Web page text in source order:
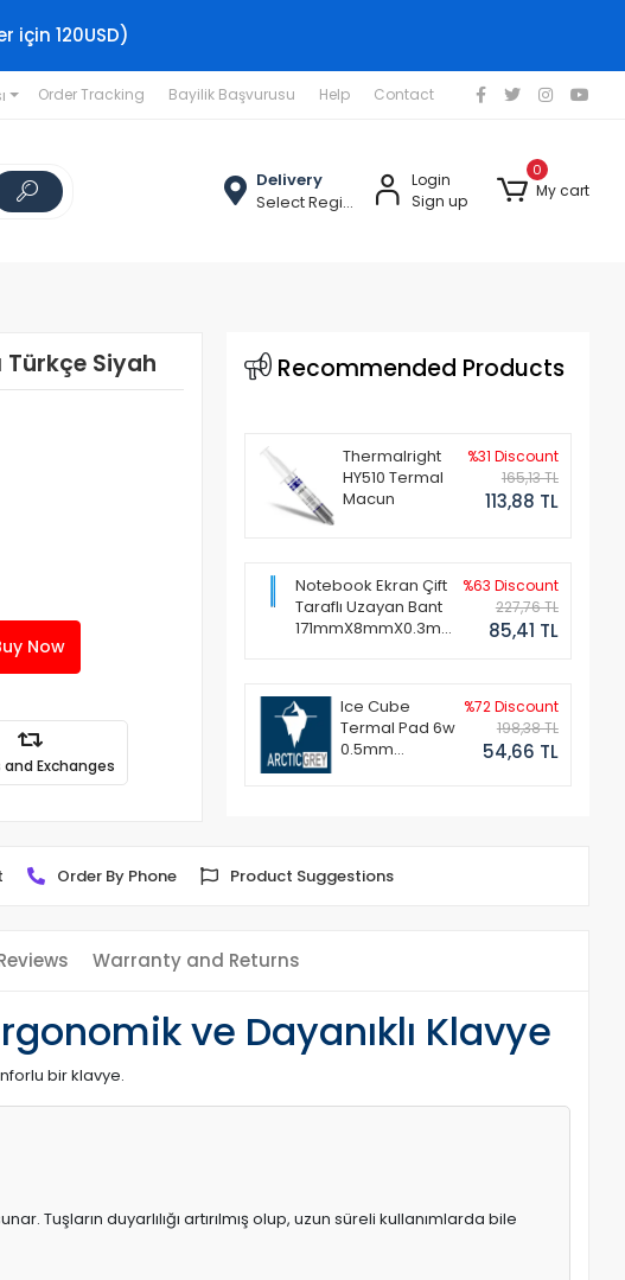
için 120USD)
Order Tracking Bayilik Başvurusu Help Contact
Delivery
Select Region
Login
Sign up
0
My cart
Türkçe Siyah
Now
Exchanges
Recommended Products
Thermalright
HY510 Termal
Macun
%31 Discount
165,13 TL
113,88 TL
Notebook Ekran Çift
Taraflı Uzayan Bant
171mmX8mmX0.3mm
%63 Discount
227,76 TL
85,41 TL
Ice Cube
Termal Pad 6w
0.5mm
%72 Discount
198,38 TL
54,66 TL
Order By Phone Product Suggestions
Warranty and Returns
ve Dayanıklı Klavye
bir klavye.
Tuşların duyarlılığı artırılmış olup, uzun süreli kullanımlarda bile